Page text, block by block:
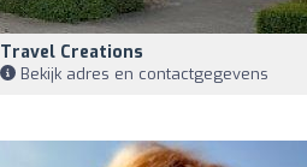
Travel Creations
Bekijk adres en contactgegevens